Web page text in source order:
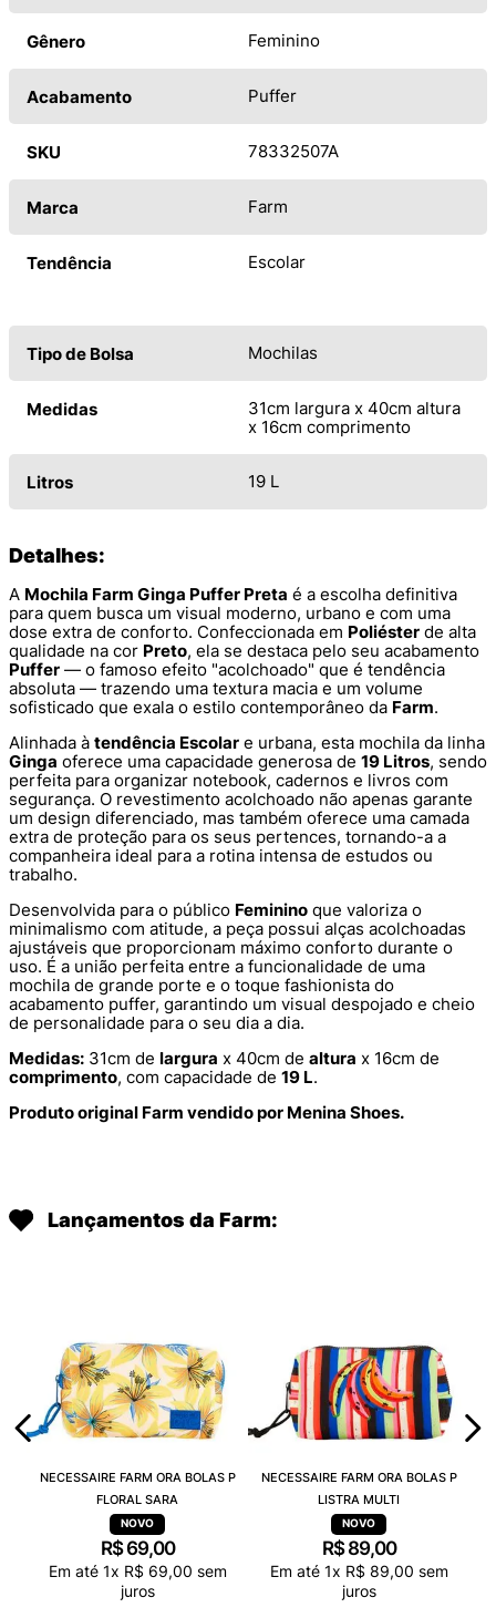
Gênero Feminino
Acabamento Puffer
SKU 78332507A
Marca Farm
Tendência Escolar
Tipo de Bolsa Mochilas
Medidas
31cm largura x 40cm altura
x 16cm comprimento
Litros 19 L
Detalhes:
A Mochila Farm Ginga Puffer Preta é a escolha definitiva
para quem busca um visual moderno, urbano e com uma
dose extra de conforto. Confeccionada em Poliéster de alta
qualidade na cor Preto, ela se destaca pelo seu acabamento
Puffer — o famoso efeito "acolchoado" que é tendência
absoluta — trazendo uma textura macia e um volume
sofisticado que exala o estilo contemporâneo da Farm.
Alinhada à tendência Escolar e urbana, esta mochila da linha
Ginga oferece uma capacidade generosa de 19 Litros, sendo
perfeita para organizar notebook, cadernos e livros com
segurança. O revestimento acolchoado não apenas garante
um design diferenciado, mas também oferece uma camada
extra de proteção para os seus pertences, tornando-a a
companheira ideal para a rotina intensa de estudos ou
trabalho.
Desenvolvida para o público Feminino que valoriza o
minimalismo com atitude, a peça possui alças acolchoadas
ajustáveis que proporcionam máximo conforto durante o
uso. É a união perfeita entre a funcionalidade de uma
mochila de grande porte e o toque fashionista do
acabamento puffer, garantindo um visual despojado e cheio
de personalidade para o seu dia a dia.
Medidas: 31cm de largura x 40cm de altura x 16cm de
comprimento, com capacidade de 19 L.
Produto original Farm vendido por Menina Shoes.
Lançamentos da Farm:
NECESSAIRE FARM ORA BOLAS P
FLORAL SARA
R$ 69,00
Em até 1x R$ 69,00 sem
juros
NECESSAIRE FARM ORA BOLAS P
LISTRA MULTI
R$ 89,00
Em até 1x R$ 89,00 sem
juros